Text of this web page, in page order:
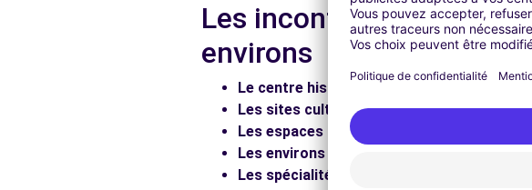
Free2Move Rent - FONTENAY AUTOMOBILES - FONTENAY-AUX-ROSES
Free2Move Rent - GARAGE DE L EGLISE - CHATILLON (C)
Les incontournables à
environs
Le centre historique :
Flânez dans les
Les sites culturels :Visitez les musées et
Les espaces naturels :
Profitez des parcs
Les environs :
Explorez les châteaux, les
Les spécialités locales :
Découvrez la